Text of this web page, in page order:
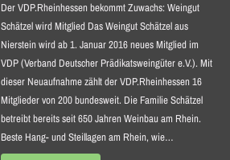
Der VDP.Rheinhessen bekommt Zuwachs: Weingut
Schätzel wird Mitglied Das Weingut Schätzel aus
Nierstein wird ab 1. Januar 2016 neues Mitglied im
VDP (Verband Deutscher Prädikatsweingüter e.V.). Mit
dieser Neuaufnahme zählt der VDP.Rheinhessen 16
Mitglieder von 200 bundesweit. Die Familie Schätzel
betreibt bereits seit 650 Jahren Weinbau am Rhein.
Beste Hang- und Steillagen am Rhein, wie…